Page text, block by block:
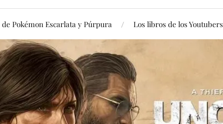
Pokémon Escarlata y Púrpura Los libros de los Youtubers